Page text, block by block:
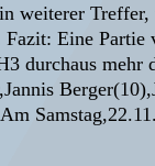
weiterer Treffer,
Fazit: Eine
durchaus mehr